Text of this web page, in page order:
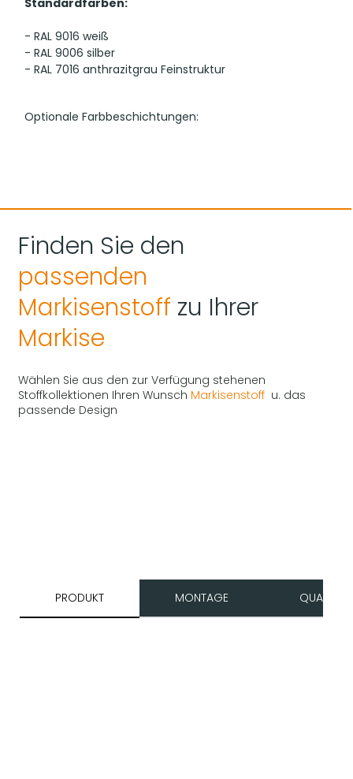
Standardfarben:
- RAL 9016 weiß
- RAL 9006 silber
- RAL 7016 anthrazitgrau Feinstruktur
Optionale Farbbeschichtungen:
Hinweis zur Farbdarstellung:
die hier gezeigten Farben je nach Bildschirmeinstellung
von den Originalfarbtönen abweichen können.
Finden Sie den
passenden
Markisenstoff zu Ihrer
Markise
Wählen Sie aus den zur Verfügung stehenen
Stoffkollektionen Ihren Wunsch Markisenstoff u. das
passende Design
PRODUKT MONTAGE QUALITÄT